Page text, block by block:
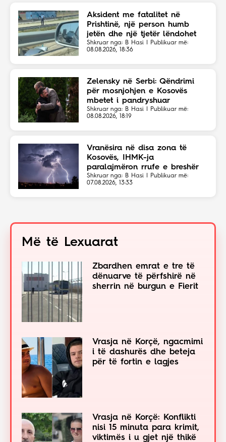
Aksident me fatalitet në
Prishtinë, një person humb
jetën dhe një tjetër lëndohet
Shkruar nga: B Hasi | Publikuar më:
08.08.2026, 18:36
Zelensky në Serbi: Qëndrimi
për mosnjohjen e Kosovës
mbetet i pandryshuar
Shkruar nga: B Hasi | Publikuar më:
08.08.2026, 18:19
Vranësira në disa zona të
Kosovës, IHMK-ja
paralajmëron rrufe e breshër
Shkruar nga: B Hasi | Publikuar më:
07.08.2026, 13:33
Më të Lexuarat
Zbardhen emrat e tre të
dënuarve të përfshirë në
sherrin në burgun e Fierit
Vrasja në Korçë, ngacmimi
i të dashurës dhe beteja
për të fortin e lagjes
Vrasja në Korçë: Konflikti
nisi 15 minuta para krimit,
viktimës i u gjet një thikë